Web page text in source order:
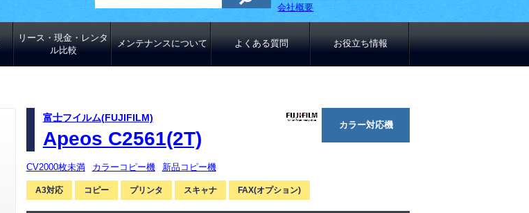
会社概要
リース・現金・レンタ
ル比較
メンテナンスについて よくある質問 お役立ち情報
富士フイルム(FUJIFILM)
Apeos C2561(2T)
カラー対応機
CV2000枚未満 カラーコピー機 新品コピー機
A3対応 コピー プリンタ スキャナ FAX(オプション)